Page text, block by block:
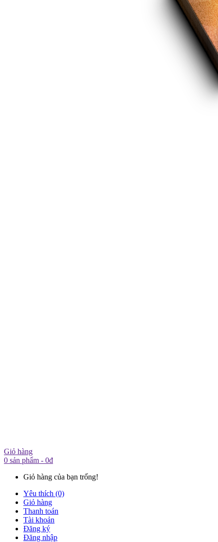
Giỏ hàng
0 sản phẩm - 0đ
Giỏ hàng của bạn trống!
Yêu thích (0)
Giỏ hàng
Thanh toán
Tài khoản
Đăng ký
Đăng nhập